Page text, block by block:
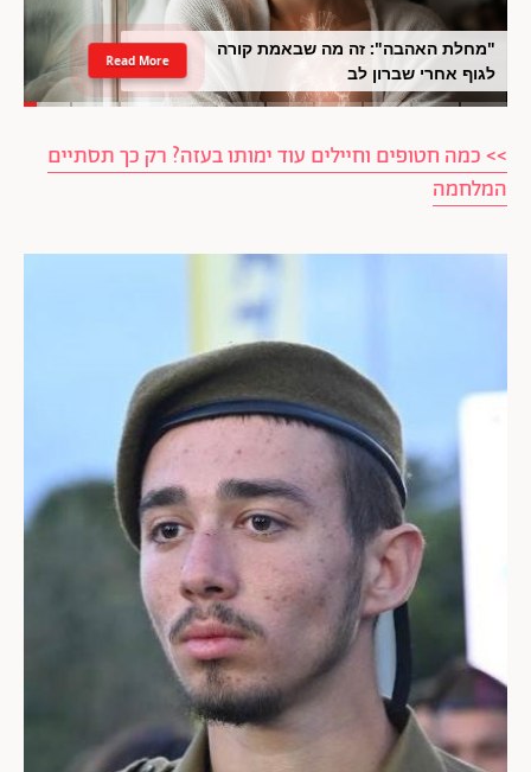
"מחלת האהבה": זה מה שבאמת קורה
לגוף אחרי שברון לב
Read More
>> כמה חטופים וחיילים עוד ימותו בעזה? רק כך תסתיים
המלחמה